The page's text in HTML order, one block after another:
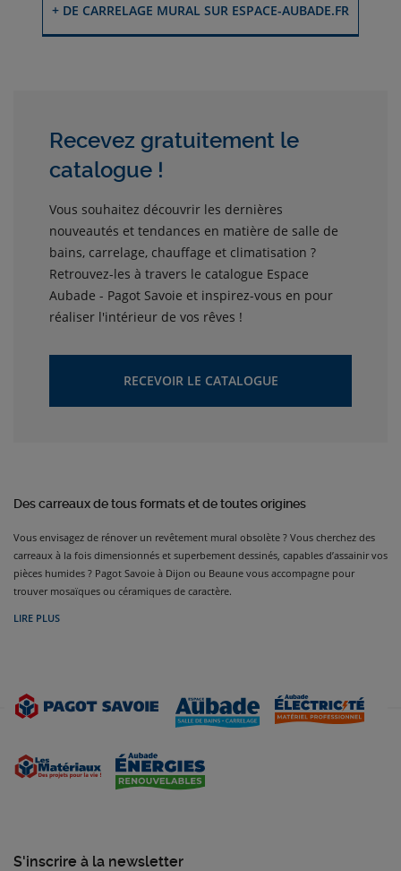
+ DE CARRELAGE MURAL SUR ESPACE-AUBADE.FR
Recevez gratuitement le
catalogue !
Vous souhaitez découvrir les dernières
nouveautés et tendances en matière de salle de
bains, carrelage, chauffage et climatisation ?
Retrouvez-les à travers le catalogue Espace
Aubade - Pagot Savoie et inspirez-vous en pour
réaliser l'intérieur de vos rêves !
RECEVOIR LE CATALOGUE
Des carreaux de tous formats et de toutes origines
Vous envisagez de rénover un revêtement mural obsolète ? Vous cherchez des
carreaux à la fois dimensionnés et superbement dessinés, capables d’assainir vos
pièces humides ? Pagot Savoie à Dijon ou Beaune vous accompagne pour
trouver mosaïques ou céramiques de caractère.
catalogue. Le carrelage mural cuisine et sa crédence, la salle de bain et sa faïence,
les WC et son carrelage métro pour un mur blanc mais en relief, autant d’univers
sobre ou une mosaïque de couleurs pour un mur très décoratif, le grès cérame
ou un modèle granit, nous aurons des produits à vous proposer. Pagot Savoie
ce sont aussi des carrelages muraux bénéficiant d’une résistance aux chocs,
LIRE PLUS
S'inscrire à la newsletter